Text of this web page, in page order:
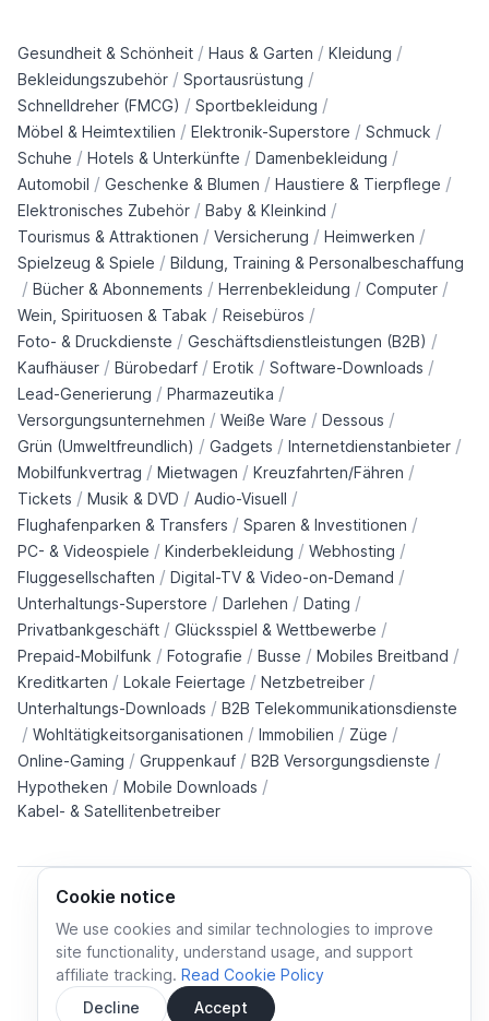
Cookie notice
We use cookies and similar technologies to improve
site functionality, understand usage, and support
affiliate tracking. Read Cookie Policy
Decline
Accept
Gesundheit & Schönheit / Haus & Garten / Kleidung /
Bekleidungszubehör / Sportausrüstung /
Schnelldreher (FMCG) / Sportbekleidung /
Möbel & Heimtextilien / Elektronik-Superstore / Schmuck /
Schuhe / Hotels & Unterkünfte / Damenbekleidung /
Automobil / Geschenke & Blumen / Haustiere & Tierpflege /
Elektronisches Zubehör / Baby & Kleinkind /
Tourismus & Attraktionen / Versicherung / Heimwerken /
Spielzeug & Spiele / Bildung, Training & Personalbeschaffung
/ Bücher & Abonnements / Herrenbekleidung / Computer /
Wein, Spirituosen & Tabak / Reisebüros /
Foto- & Druckdienste / Geschäftsdienstleistungen (B2B) /
Kaufhäuser / Bürobedarf / Erotik / Software-Downloads /
Lead-Generierung / Pharmazeutika /
Versorgungsunternehmen / Weiße Ware / Dessous /
Grün (Umweltfreundlich) / Gadgets / Internetdienstanbieter /
Mobilfunkvertrag / Mietwagen / Kreuzfahrten/Fähren /
Tickets / Musik & DVD / Audio-Visuell /
Flughafenparken & Transfers / Sparen & Investitionen /
PC- & Videospiele / Kinderbekleidung / Webhosting /
Fluggesellschaften / Digital-TV & Video-on-Demand /
Unterhaltungs-Superstore / Darlehen / Dating /
Privatbankgeschäft / Glücksspiel & Wettbewerbe /
Prepaid-Mobilfunk / Fotografie / Busse / Mobiles Breitband /
Kreditkarten / Lokale Feiertage / Netzbetreiber /
Unterhaltungs-Downloads / B2B Telekommunikationsdienste
/ Wohltätigkeitsorganisationen / Immobilien / Züge /
Online-Gaming / Gruppenkauf / B2B Versorgungsdienste /
Hypotheken / Mobile Downloads /
Kabel- & Satellitenbetreiber
Cookie policy Cookies preferences
Privacy policy
Terms and conditions